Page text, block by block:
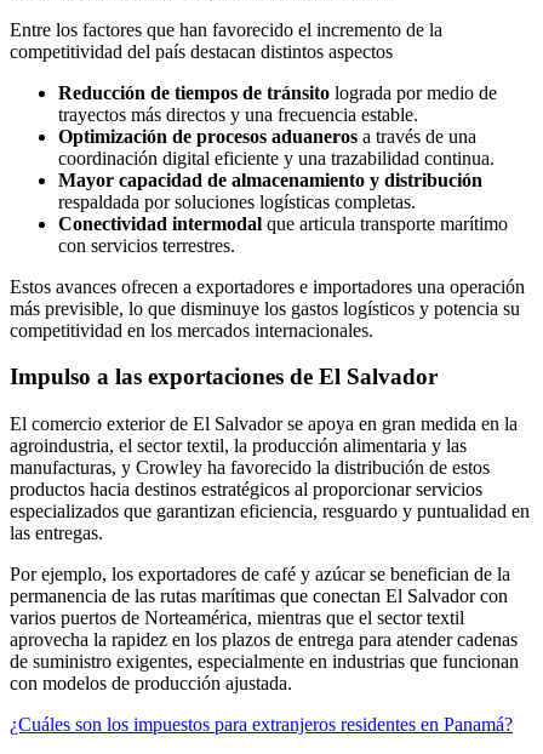
Entre los factores que han favorecido el incremento de la
competitividad del país destacan distintos aspectos
Reducción de tiempos de tránsito lograda por medio de
trayectos más directos y una frecuencia estable.
Optimización de procesos aduaneros a través de una
coordinación digital eficiente y una trazabilidad continua.
Mayor capacidad de almacenamiento y distribución
respaldada por soluciones logísticas completas.
Conectividad intermodal que articula transporte marítimo
con servicios terrestres.
Estos avances ofrecen a exportadores e importadores una operación
más previsible, lo que disminuye los gastos logísticos y potencia su
competitividad en los mercados internacionales.
Impulso a las exportaciones de El Salvador
El comercio exterior de El Salvador se apoya en gran medida en la
agroindustria, el sector textil, la producción alimentaria y las
manufacturas, y Crowley ha favorecido la distribución de estos
productos hacia destinos estratégicos al proporcionar servicios
especializados que garantizan eficiencia, resguardo y puntualidad en
las entregas.
Por ejemplo, los exportadores de café y azúcar se benefician de la
permanencia de las rutas marítimas que conectan El Salvador con
varios puertos de Norteamérica, mientras que el sector textil
aprovecha la rapidez en los plazos de entrega para atender cadenas
de suministro exigentes, especialmente en industrias que funcionan
con modelos de producción ajustada.
¿Cuáles son los impuestos para extranjeros residentes en Panamá?